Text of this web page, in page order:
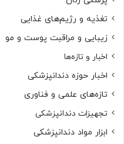
تغذیه و رژیم‌های غذایی
زیبایی و مراقبت پوست و مو
اخبار و تازه‌ها
اخبار حوزه دندانپزشکی
تازه‌های علمی و فناوری
تجهیزات دندانپزشکی
ابزار مواد دندانپزشکی